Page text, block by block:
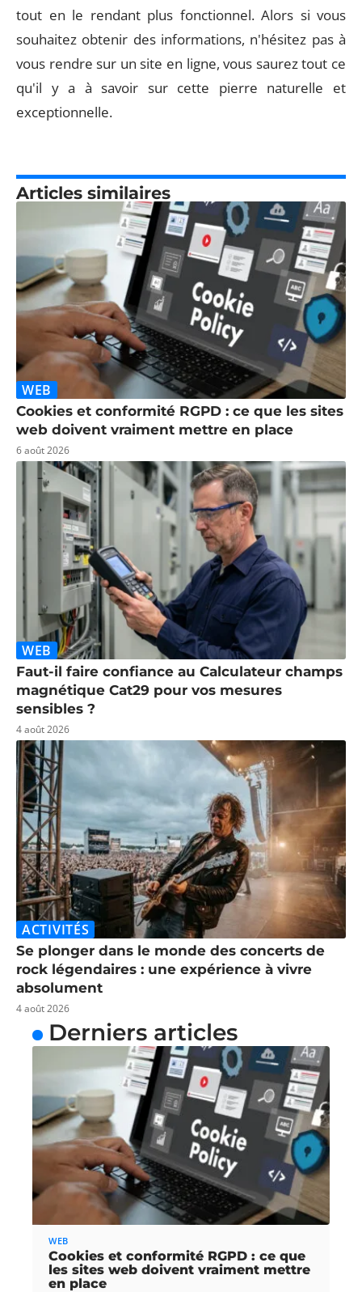
tout en le rendant plus fonctionnel. Alors si vous
souhaitez obtenir des informations, n'hésitez pas à
vous rendre sur un site en ligne, vous saurez tout ce
qu'il y a à savoir sur cette pierre naturelle et
exceptionnelle.
Articles similaires
WEB
Cookies et conformité RGPD : ce que les sites
web doivent vraiment mettre en place
6 août 2026
WEB
Faut-il faire confiance au Calculateur champs
magnétique Cat29 pour vos mesures
sensibles ?
4 août 2026
ACTIVITÉS
Se plonger dans le monde des concerts de
rock légendaires : une expérience à vivre
absolument
4 août 2026
Derniers articles
WEB
Cookies et conformité RGPD : ce que
les sites web doivent vraiment mettre
en place